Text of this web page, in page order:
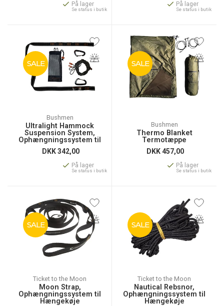
På lager
Se status i butik
På lager
Se status i butik
SALE
Bushmen
Ultralight Hammock
Suspension System,
Ophængningssystem til
Hængekøje
DKK342,00
På lager
Se status i butik
SALE
Bushmen
Thermo Blanket
Termotæppe
DKK457,00
På lager
Se status i butik
SALE
Ticket to the Moon
Moon Strap,
Ophængningssystem til
Hængekøje
SALE
Ticket to the Moon
Nautical Rebsnor,
Ophængningssystem til
Hængekøje